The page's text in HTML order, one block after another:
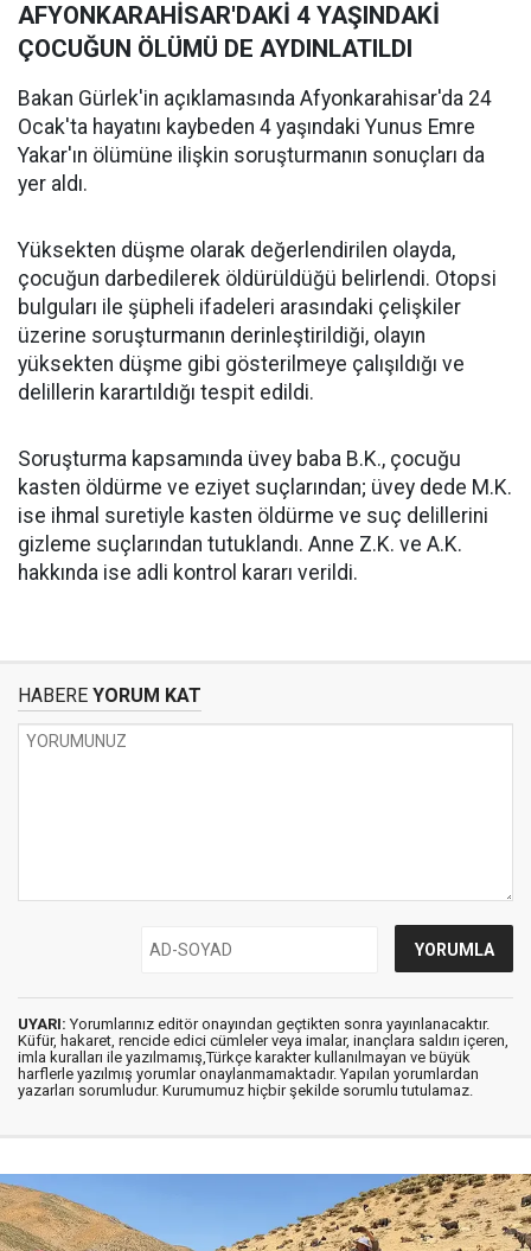
AFYONKARAHİSAR'DAKİ 4 YAŞINDAKİ
ÇOCUĞUN ÖLÜMÜ DE AYDINLATILDI
Bakan Gürlek'in açıklamasında Afyonkarahisar'da 24
Ocak'ta hayatını kaybeden 4 yaşındaki Yunus Emre
Yakar'ın ölümüne ilişkin soruşturmanın sonuçları da
yer aldı.
Yüksekten düşme olarak değerlendirilen olayda,
çocuğun darbedilerek öldürüldüğü belirlendi. Otopsi
bulguları ile şüpheli ifadeleri arasındaki çelişkiler
üzerine soruşturmanın derinleştirildiği, olayın
yüksekten düşme gibi gösterilmeye çalışıldığı ve
delillerin karartıldığı tespit edildi.
Soruşturma kapsamında üvey baba B.K., çocuğu
kasten öldürme ve eziyet suçlarından; üvey dede M.K.
ise ihmal suretiyle kasten öldürme ve suç delillerini
gizleme suçlarından tutuklandı. Anne Z.K. ve A.K.
hakkında ise adli kontrol kararı verildi.
HABERE YORUM KAT
UYARI: Yorumlarınız editör onayından geçtikten sonra yayınlanacaktır.
Küfür, hakaret, rencide edici cümleler veya imalar, inançlara saldırı içeren,
imla kuralları ile yazılmamış,Türkçe karakter kullanılmayan ve büyük
harflerle yazılmış yorumlar onaylanmamaktadır. Yapılan yorumlardan
yazarları sorumludur. Kurumumuz hiçbir şekilde sorumlu tutulamaz.